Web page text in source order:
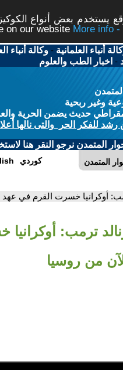
يستخدم بعض أنواع
on our website
أنباء العلمانية -وكالة أنباء
- اخبار الطب والعلوم
وغير ربحية
حديث يضمن الحرية
للفكر الحر والتى نالها
المتمدن نرجو النقر هنا
المتمدن كوردي
أوكرانيا خسرت القرم في عهد
ترمب:
من روسيا